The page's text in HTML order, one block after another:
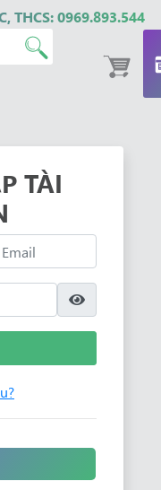
THCS: 0969.893.544
TÀI